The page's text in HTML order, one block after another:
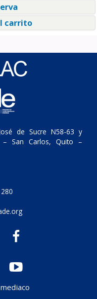
carrito
de Sucre N58-63 y
– San Carlos, Quito –